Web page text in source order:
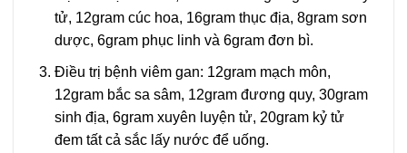
tử, 12gram cúc hoa, 16gram thục địa, 8gram sơn
dược, 6gram phục linh và 6gram đơn bì.
Điều trị bệnh viêm gan: 12gram mạch môn,
12gram bắc sa sâm, 12gram đương quy, 30gram
sinh địa, 6gram xuyên luyện tử, 20gram kỷ tử
đem tất cả sắc lấy nước để uống.